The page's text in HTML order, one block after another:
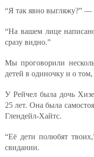
“Я так явно выгляжу?” —
“На вашем лице
сразу видно.”
Мы проговорили
детей в одиночку и о
У Рейчел была дочь
25 лет. Она была
Глендейл-Хайтс.
“Её дети полюбят
свидании.